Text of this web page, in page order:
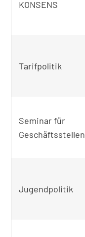
der
KONSENS
Tarifpolitik
Seminar für
Geschäftsstellen
Jugendpolitik